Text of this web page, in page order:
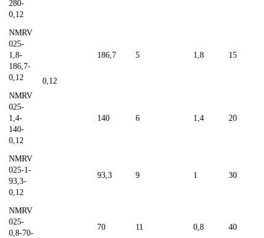
0,12
280-
0,12
NMRV
025-
1,8-
186,7-
0,12
186,7 5 1,8 15
NMRV
025-
1,4-
140-
0,12
140 6 1,4 20
NMRV
025-1-
93,3-
0,12
93,3 9 1 30
NMRV
025-
0,8-70-
70 11 0,8 40